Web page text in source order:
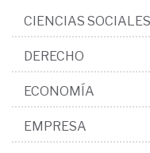
CIENCIAS SOCIALES
DERECHO
ECONOMÍA
EMPRESA